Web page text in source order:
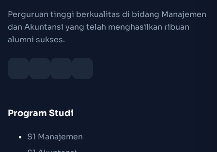
Perguruan tinggi berkualitas di bidang Manajemen
dan Akuntansi yang telah menghasilkan ribuan
alumni sukses.
Program Studi
S1 Manajemen